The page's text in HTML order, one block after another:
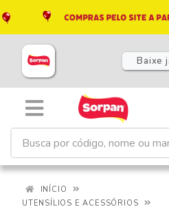
Baixe
INÍCIO
UTENSÍLIOS E ACESSÓRIOS